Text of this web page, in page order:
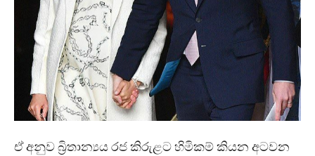
ඒ අනුව බ්‍රිතාන්‍යය රජ කිරුළට හිමිකම් කියන අටවන